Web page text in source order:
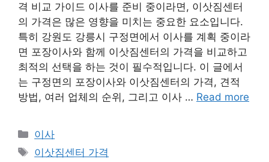
격 비교 가이드 이사를 준비 중이라면, 이삿짐센터
의 가격은 많은 영향을 미치는 중요한 요소입니다.
특히 강원도 강릉시 구정면에서 이사를 계획 중이라
면 포장이사와 함께 이삿짐센터의 가격을 비교하고
최적의 선택을 하는 것이 필수적입니다. 이 글에서
는 구정면의 포장이사와 이삿짐센터의 가격, 견적
방법, 여러 업체의 순위, 그리고 이사 … Read more
Categories
이사
Tags
이삿짐센터 가격